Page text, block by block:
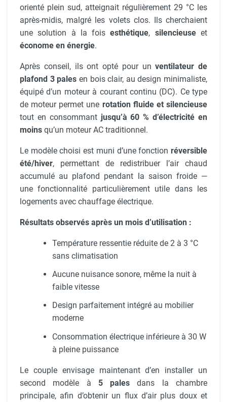
orienté plein sud, atteignait régulièrement 29 °C les
après-midis, malgré les volets clos. Ils cherchaient
une solution à la foisesthétique, silencieuseet
économe en énergie.
Après conseil, ils ont opté pour unventilateur de
plafond 3 pales en bois clair, au design minimaliste,
équipé d’un moteur à courant continu (DC). Ce type
de moteur permet une rotation fluide et silencieuse
tout en consommant jusqu’à 60 % d’électricité en
moins qu’un moteur AC traditionnel.
Le modèle choisi est muni d’une fonction réversible
été/hiver, permettant de redistribuer l’air chaud
accumulé au plafond pendant la saison froide —
une fonctionnalité particulièrement utile dans les
logements avec chauffage électrique.
Résultats observés après un mois d’utilisation :
Température ressentie réduite de 2 à 3 °C
sans climatisation
Aucune nuisance sonore, même la nuit à
faible vitesse
Design parfaitement intégré au mobilier
moderne
Consommation électrique inférieure à 30 W
à pleine puissance
Le couple envisage maintenant d’en installer un
second modèle à 5 pales dans la chambre
principale, afin d’obtenir un flux d’air plus doux et